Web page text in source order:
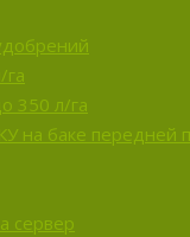
350 л/га
на баке передней
сервер